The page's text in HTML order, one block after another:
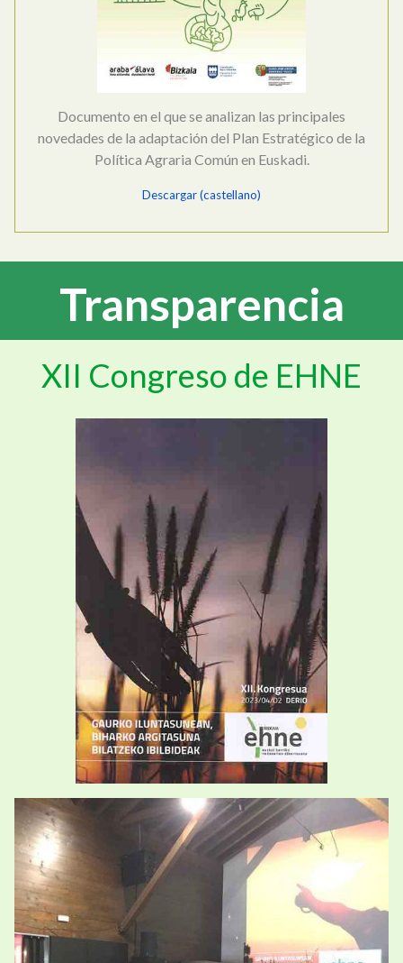
Documento en el que se analizan las principales
novedades de la adaptación del Plan Estratégico de la
Política Agraria Común en Euskadi.
Descargar (castellano)
Transparencia
XII Congreso de EHNE